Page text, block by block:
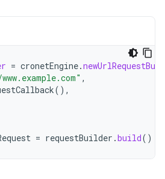
= cronetEngine.
,
(),
= requestBuilder .build()